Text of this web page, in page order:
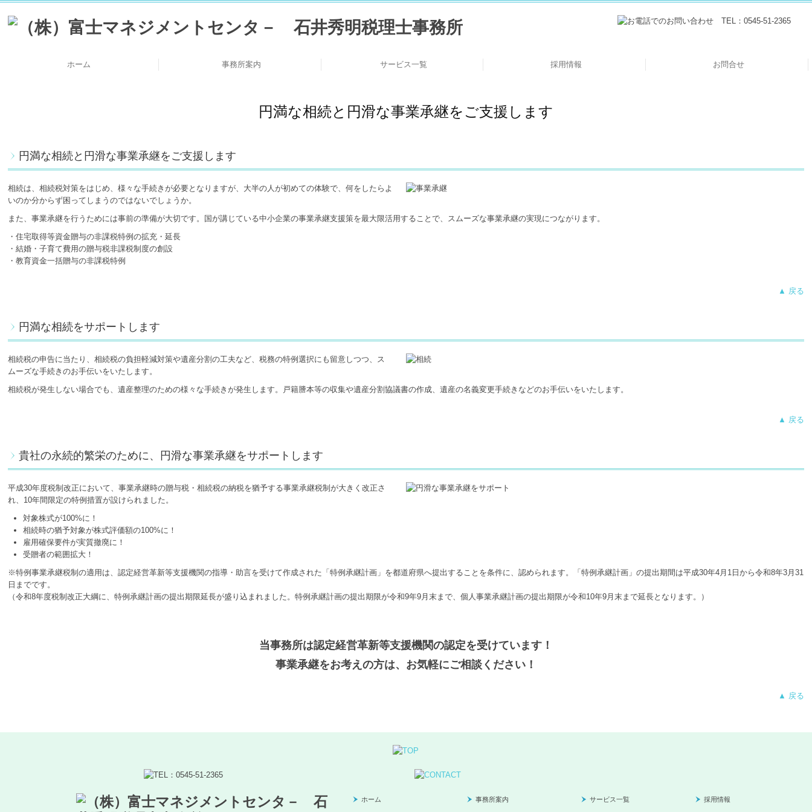
ホーム 事務所案内 サービス一覧 採用情報 お問合せ
円満な相続と円滑な事業承継をご支援します
円満な相続と円滑な事業承継をご支援します
相続は、相続税対策をはじめ、様々な手続きが必要となりますが、大半の人が初めての体験で、何をしたらよ
いのか分からず困ってしまうのではないでしょうか。
また、事業承継を行うためには事前の準備が大切です。国が講じている中小企業の事業承継支援策を最大限活用することで、スムーズな事業承継の実現につながります。
・住宅取得等資金贈与の非課税特例の拡充・延長
・結婚・子育て費用の贈与税非課税制度の創設
・教育資金一括贈与の非課税特例
▲ 戻る
円満な相続をサポートします
相続税の申告に当たり、相続税の負担軽減対策や遺産分割の工夫など、税務の特例選択にも留意しつつ、ス
ムーズな手続きのお手伝いをいたします。
相続税が発生しない場合でも、遺産整理のための様々な手続きが発生します。戸籍謄本等の収集や遺産分割協議書の作成、遺産の名義変更手続きなどのお手伝いをいたします。
▲ 戻る
貴社の永続的繁栄のために、円滑な事業承継をサポートします
平成30年度税制改正において、事業承継時の贈与税・相続税の納税を猶予する事業承継税制が大きく改正さ
れ、10年間限定の特例措置が設けられました。
対象株式が100%に！
相続時の猶予対象が株式評価額の100%に！
雇用確保要件が実質撤廃に！
受贈者の範囲拡大！
※特例事業承継税制の適用は、認定経営革新等支援機関の指導・助言を受けて作成された「特例承継計画」を都道府県へ提出することを条件に、認められます。「特例承継計画」の提出期間は平成30年4月1日から令和8年3月31
日までです。
（令和8年度税制改正大綱に、特例承継計画の提出期限延長が盛り込まれました。特例承継計画の提出期限が令和9年9月末まで、個人事業承継計画の提出期限が令和10年9月末まで延長となります。）
当事務所は認定経営革新等支援機関の認定を受けています！
事業承継をお考えの方は、お気軽にご相談ください！
▲ 戻る
ホーム 事務所案内 サービス一覧 採用情報